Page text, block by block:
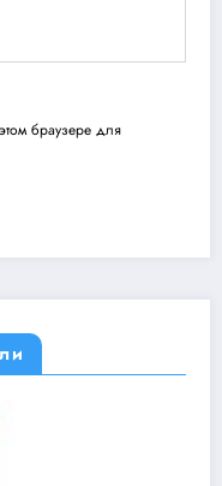
браузере для